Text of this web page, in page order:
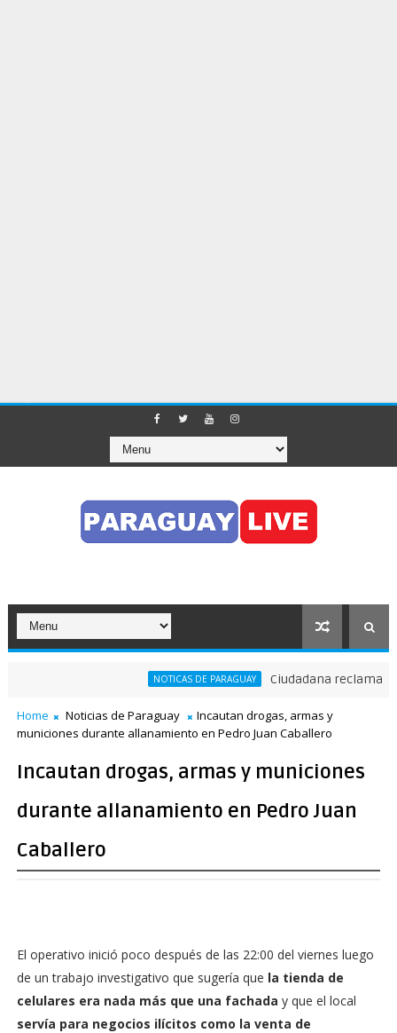
NOTICAS DE PARAGUAY Ciudadana reclama a
el tránsito en pleno Puente de la Amistad
Home Noticias de Paraguay
Incautan drogas, armas y
municiones durante allanamiento en Pedro Juan Caballero
Incautan drogas, armas y municiones
durante allanamiento en Pedro Juan
Caballero
El operativo inició poco después de las 22:00 del viernes luego
de un trabajo investigativo que sugería que la tienda de
celulares era nada más que una fachada y que el local
servía para negocios ilícitos como la venta de